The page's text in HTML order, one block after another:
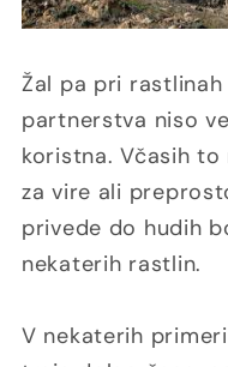
Žal pa pri
partnerstva niso
koristna. Včasih
za vire ali
privede do hudih
nekaterih rastlin.
V nekaterih